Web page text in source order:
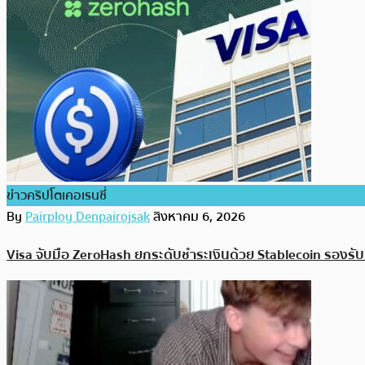
ข่าวคริปโตเคอเรนซี่
ByPairploy Denpairojsakสิงหาคม 6, 2026
Visa จับมือ ZeroHash ยกระดับชำระเงินด้วย Stablecoin รองรั